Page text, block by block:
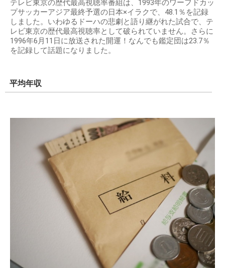
テレビ東京の歴代最高視聴率番組は、1993年のワーフドカッ
プサッカーアジア最終予選の日本×イラクで、48.1％を記録
しました。いわゆるドーハの悲劇と語り継がれた試合で、テ
レビ東京の歴代最高視聴率として破られていません。さらに
1996年6月11日に放送された開運！なんでも鑑定団は23.7％
を記録して話題になりました。
平均年収